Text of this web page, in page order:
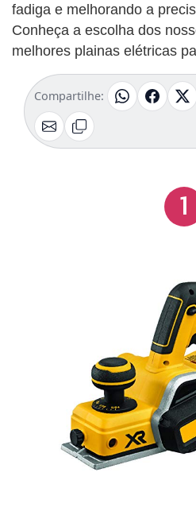
fadiga e melhorando a
Conheça a escolha dos
melhores plainas elétricas
Compartilhe:
1